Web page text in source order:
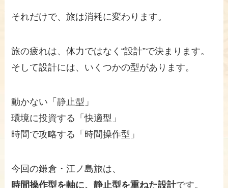
それだけで、旅は消耗に変わります。
旅の疲れは、体力ではなく“設計”で決まります。
そして設計には、いくつかの型があります。
動かない「静止型」
環境に投資する「快適型」
時間で攻略する「時間操作型」
今回の鎌倉・江ノ島旅は、
時間操作型を軸に、静止型を重ねた設計です。